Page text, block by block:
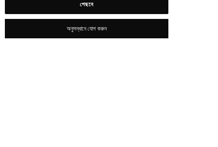
পেছনে
অনুসন্ধানে যোগ করুন